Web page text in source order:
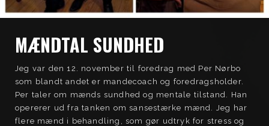
MÆNDTAL SUNDHED
Jeg var den 12. november til foredrag med Per Nørbo
som blandt andet er mandecoach og foredragsholder.
Per taler om mænds sundhed og mentale tilstand. Han
opererer ud fra tanken om sansestærke mænd. Jeg har
flere mænd i behandling, som gør udtryk for stress og